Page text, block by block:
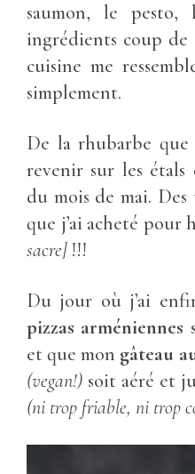
saumon, le
ingrédients coup
cuisine me
simplement.
De la rhubarbe que
revenir sur les étals
du mois de mai.
que j’ai acheté pour
sacre] !!!
Du jour où j’ai
pizzas arméniennes
et que mon gâteau
(vegan!) soit aéré et
(ni trop friable, ni trop